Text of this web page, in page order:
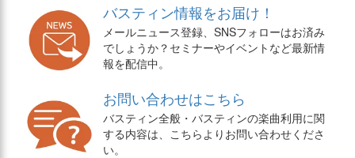
バスティン情報をお届け！
メールニュース登録、SNSフォローはお済み
でしょうか？セミナーやイベントなど最新情
報を配信中。
お問い合わせはこちら
バスティン全般・バスティンの楽曲利用に関
する内容は、こちらよりお問い合わせくださ
い。